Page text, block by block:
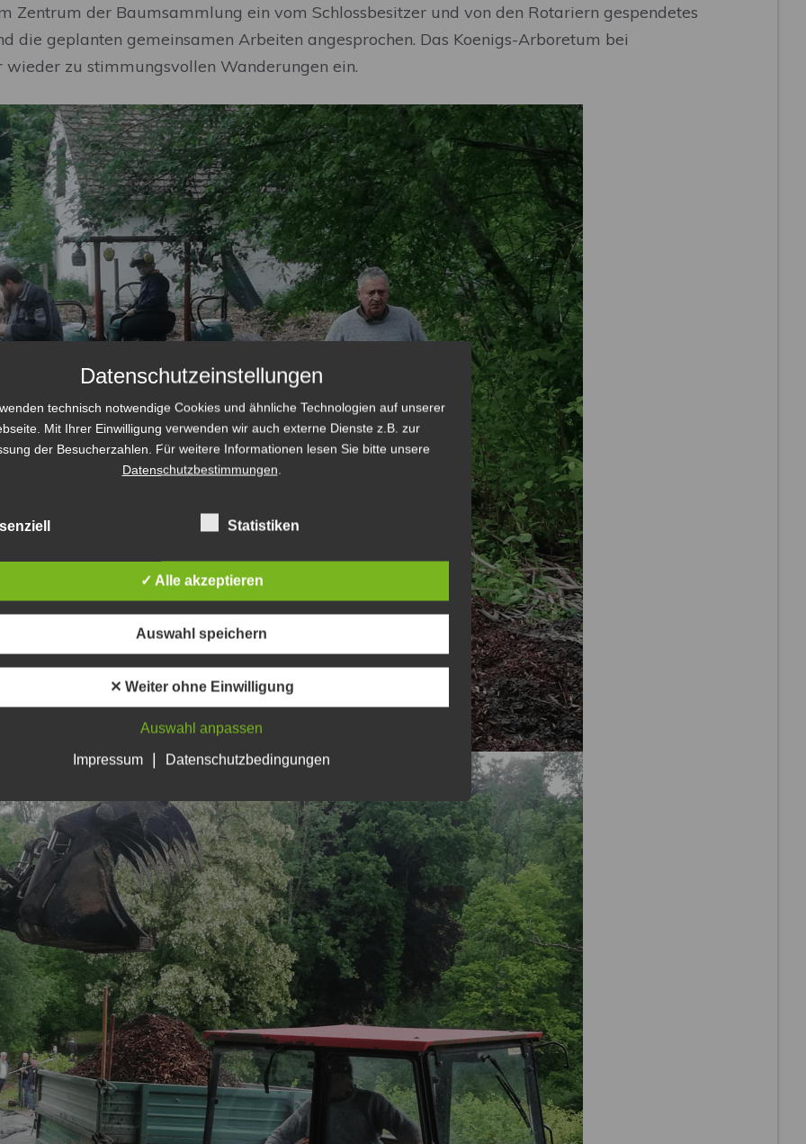
Zentrum der Baumsammlung ein vom Schlossbesitzer und von den Rotariern gespendetes
die geplanten gemeinsamen Arbeiten angesprochen. Das Koenigs-Arboretum bei
zu stimmungsvollen Wanderungen ein.
Datenschutzeinstellungen
technisch notwendige Cookies und ähnliche Technologien auf unserer
Mit Ihrer Einwilligung verwenden wir auch externe Dienste z.B. zur
der Besucherzahlen. Für weitere Informationen lesen Sie bitte unsere
Datenschutzbestimmungen.
Statistiken
✓ Alle akzeptieren
Auswahl speichern
✕ Weiter ohne Einwilligung
Auswahl anpassen
Impressum | Datenschutzbedingungen